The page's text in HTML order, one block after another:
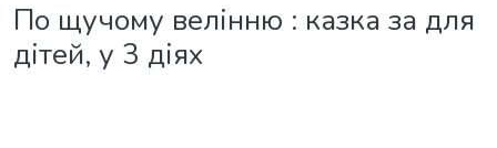
По щучому велінню : казка за для
дітей, у 3 діях